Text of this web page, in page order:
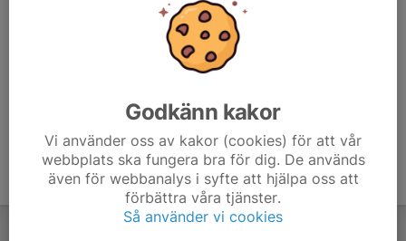
Godkänn kakor
Vi använder oss av kakor (cookies) för att vår
webbplats ska fungera bra för dig. De används
även för webbanalys i syfte att hjälpa oss att
förbättra våra tjänster.
Så använder vi cookies